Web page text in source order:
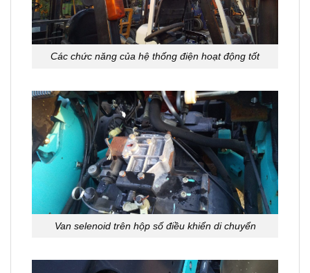
Các chức năng của hệ thống điện hoạt động tốt
Van selenoid trên hộp số điều khiển di chuyển